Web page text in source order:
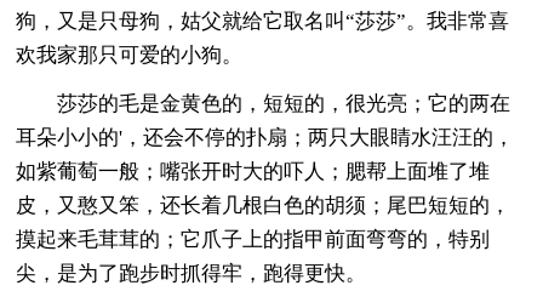
狗，又是只母狗，姑父就给它取名叫“莎莎”。我非常喜
欢我家那只可爱的小狗。
莎莎的毛是金黄色的，短短的，很光亮；它的两在
耳朵小小的'，还会不停的扑扇；两只大眼睛水汪汪的，
如紫葡萄一般；嘴张开时大的吓人；腮帮上面堆了堆
皮，又憨又笨，还长着几根白色的胡须；尾巴短短的，
摸起来毛茸茸的；它爪子上的指甲前面弯弯的，特别
尖，是为了跑步时抓得牢，跑得更快。